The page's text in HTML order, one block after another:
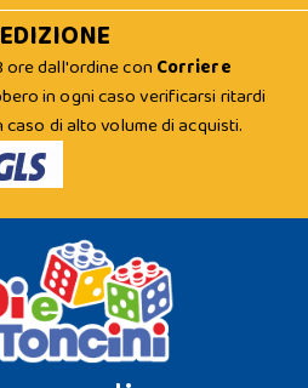
ore dall'ordine con Corriere
in ogni caso verificarsi ritardi
di alto volume di acquisti.